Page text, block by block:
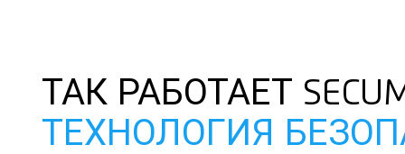
ТАК РАБОТАЕТ
ТЕХНОЛОГИЯ